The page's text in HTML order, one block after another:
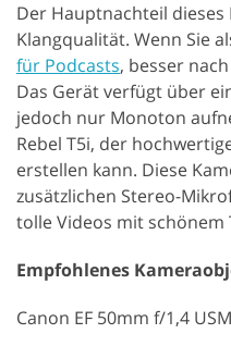
Der Hauptnachteil
Klangqualität. Wenn Sie
für Podcasts, besser
Das Gerät verfügt über
jedoch nur Monoton
Rebel T5i, der
erstellen kann. Diese
zusätzlichen Stereo-
tolle Videos mit
Empfohlenes
Canon EF 50mm f/1,4 USM